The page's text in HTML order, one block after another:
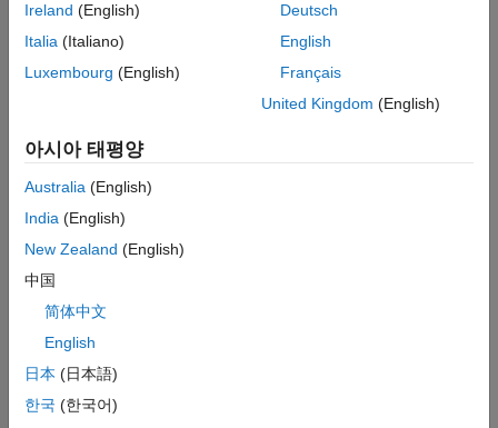
Aerospace Skeletons
Aerospace Toolbox Animation Objects
Use animation objects to visualize flight data.
Aero.VirtualRealityAnimation Objects
Use Aero.VirtualRealityAnimation objects to visualize flight data
using
AC3D 파일 및 썸네일 개요
AC3D 파일과 해당 썸네일 표입니다.
Aerospace Scenes and Scenarios
Aerospace scenes and scenarios
Ireland (English)
Italia (Italiano)
Luxembourg (English)
Deutsch
English
Français
United Kingdom (English)
아시아 태평양
Australia (English)
India (English)
New Zealand (English)
中国
简体中文
English
日本 (日本語)
한국 (한국어)